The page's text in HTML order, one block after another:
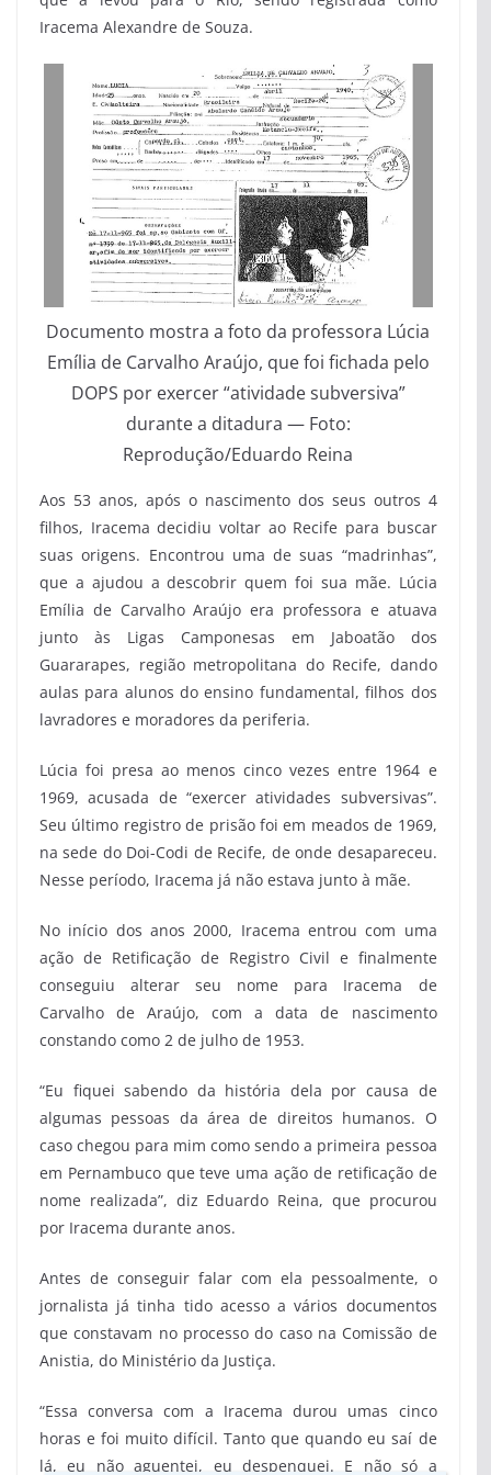
Iracema Alexandre de Souza.
Documento mostra a foto da professora Lúcia
Emília de Carvalho Araújo, que foi fichada pelo
DOPS por exercer “atividade subversiva”
durante a ditadura — Foto:
Reprodução/Eduardo Reina
Aos 53 anos, após o nascimento dos seus outros 4
filhos, Iracema decidiu voltar ao Recife para buscar
suas origens. Encontrou uma de suas “madrinhas”,
que a ajudou a descobrir quem foi sua mãe. Lúcia
Emília de Carvalho Araújo era professora e atuava
junto às Ligas Camponesas em Jaboatão dos
Guararapes, região metropolitana do Recife, dando
aulas para alunos do ensino fundamental, filhos dos
lavradores e moradores da periferia.
Lúcia foi presa ao menos cinco vezes entre 1964 e
1969, acusada de “exercer atividades subversivas”.
Seu último registro de prisão foi em meados de 1969,
na sede do Doi-Codi de Recife, de onde desapareceu.
Nesse período, Iracema já não estava junto à mãe.
No início dos anos 2000, Iracema entrou com uma
ação de Retificação de Registro Civil e finalmente
conseguiu alterar seu nome para Iracema de
Carvalho de Araújo, com a data de nascimento
constando como 2 de julho de 1953.
“Eu fiquei sabendo da história dela por causa de
algumas pessoas da área de direitos humanos. O
caso chegou para mim como sendo a primeira pessoa
em Pernambuco que teve uma ação de retificação de
nome realizada”, diz Eduardo Reina, que procurou
por Iracema durante anos.
Antes de conseguir falar com ela pessoalmente, o
jornalista já tinha tido acesso a vários documentos
que constavam no processo do caso na Comissão de
Anistia, do Ministério da Justiça.
“Essa conversa com a Iracema durou umas cinco
horas e foi muito difícil. Tanto que quando eu saí de
lá, eu não aguentei, eu despenquei. E não só a